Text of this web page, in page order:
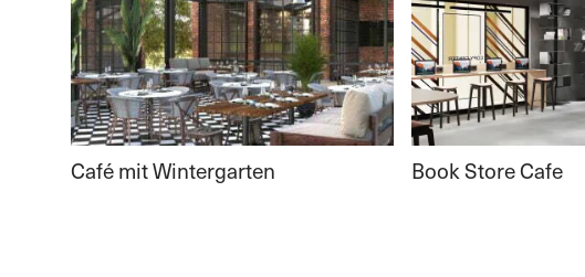
Café mit Wintergarten Book Store Cafe